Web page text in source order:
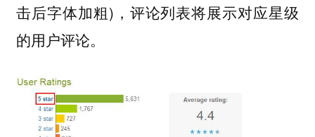
击后字体加粗)，评论列表将展示对应星级
的用户评论。